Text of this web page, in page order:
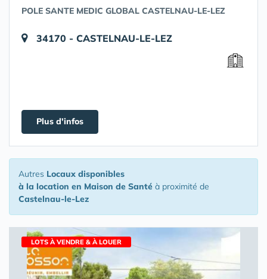
POLE SANTE MEDIC GLOBAL CASTELNAU-LE-LEZ
34170 - CASTELNAU-LE-LEZ
Plus d'infos
Autres Locaux disponibles
à la location en Maison de Santé à proximité de
Castelnau-le-Lez
LOTS À VENDRE & À LOUER